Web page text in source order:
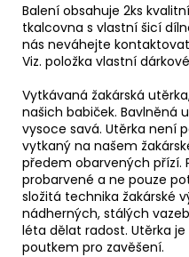
Balení obsahuje 2ks
tkalcovna s vlastní šicí
nás neváhejte
Viz. položka vlastní
Vytkávaná žakárská
našich babiček. Bavlněná
vysoce savá. Utěrka není
vytkaný na našem
předem obarvených přízí.
probarvené a ne pouze
složitá technika žakárské
nádherných, stálých
léta dělat radost. Utěrka
poutkem pro zavěšení.